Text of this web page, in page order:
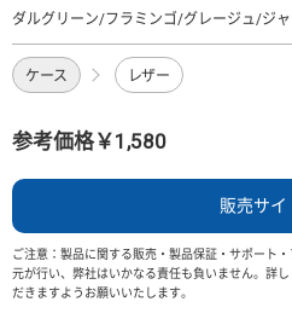
ダルグリーン/フラミンゴ/グレージュ/ジ
ケース レザー
参考価格￥1,580
販売サイ
ご注意：製品に関する販売・製品保証・サポート
元が行い、弊社はいかなる責任も負いません。詳
だきますようお願いいたします。